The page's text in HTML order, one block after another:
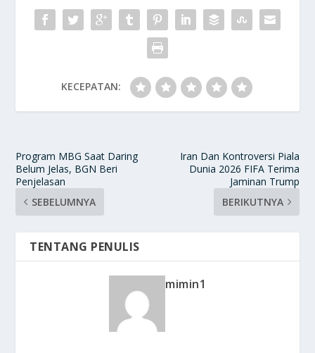
KECEPATAN:
Program MBG Saat Daring
Belum Jelas, BGN Beri
Penjelasan
SEBELUMNYA
Iran Dan Kontroversi Piala
Dunia 2026 FIFA Terima
Jaminan Trump
BERIKUTNYA
TENTANG PENULIS
mimin1